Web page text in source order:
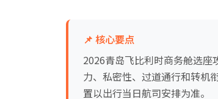
📌 核心要点
2026青岛飞比利时商务舱选
力、私密性、过道通行和转机
置以出行当日航司安排为准。